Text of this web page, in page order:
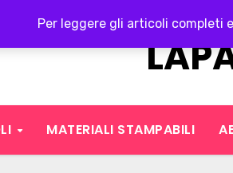
Per leggere gli articoli completi
MATERIALI STAMPABILI